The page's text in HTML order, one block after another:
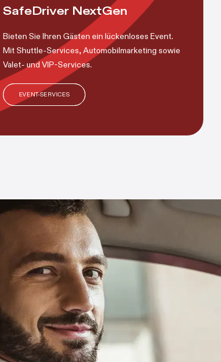
SafeDriver NextGen
Bieten Sie Ihren Gästen ein lückenloses Event.
Mit Shuttle-Services, Automobilmarketing sowie
Valet- und VIP-Services.
EVENT-SERVICES